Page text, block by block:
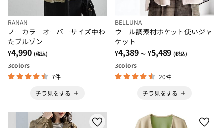
RANAN
ノーカラーオーバーサイズ中わ
たブルゾン
¥4,990 (税込)
3colors
7件
チラ見をする
BELLUNA
ウール調素材ポケット使いジャ
ケット
¥4,389 ～ ¥5,489 (税込)
3colors
20件
チラ見をする